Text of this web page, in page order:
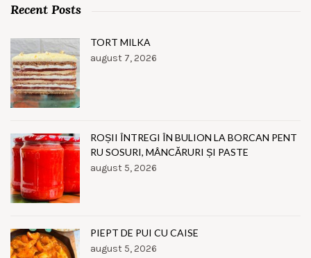
Recent Posts
TORT MILKA
august 7, 2026
ROȘII ÎNTREGI ÎN BULION LA BORCAN PENT
RU SOSURI, MÂNCĂRURI ȘI PASTE
august 5, 2026
PIEPT DE PUI CU CAISE
august 5, 2026